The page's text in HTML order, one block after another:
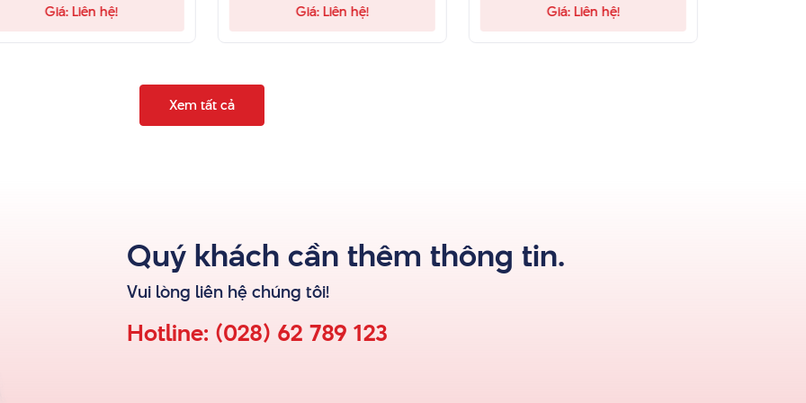
Giá: Liên hệ! Giá: Liên hệ! Giá: Liên hệ!
Xem tất cả
Quý khách cần thêm thông tin.
Vui lòng liên hệchúng tôi!
Hotline: (028) 62 789 123